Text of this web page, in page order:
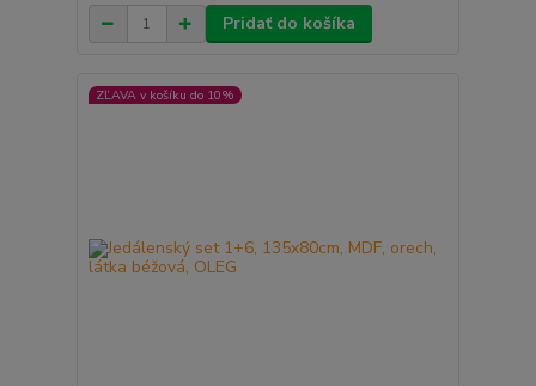
Pridať do košíka
ZĽAVA v košíku do 10%